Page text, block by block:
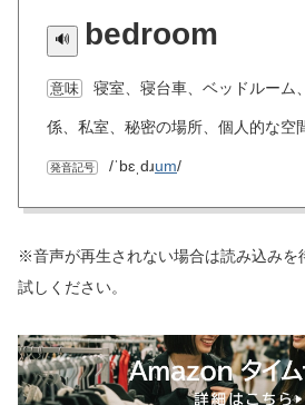
bedroom
意味 寝室、寝台車、ベッドルーム
係、私室、秘密の場所、個人的な空
発音記号 /ˈbɛˌdɹum/
※音声が再生されない場合は読み込みを
試しください。